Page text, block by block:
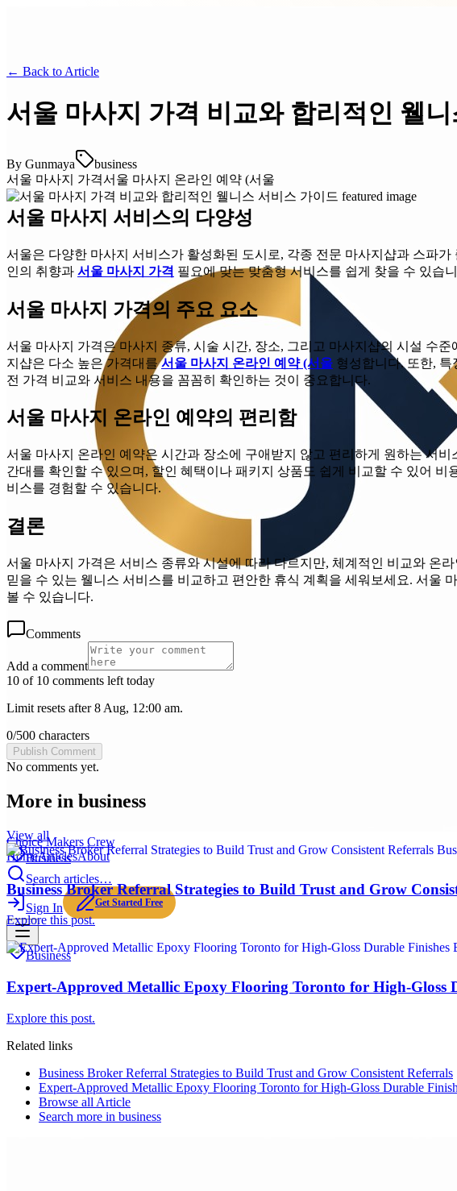
Choice Makers Crew
HomeArticlesAbout
Search articles…
Sign In Get Started Free
← Back to Article
서울 마사지 가격 비교와 합리적인 웰
By Gunmaya
business
서울 마사지 가격서울 마사지 온라인 예약 (서울
서울 마사지 서비스의 다양성
서울은 다양한 마사지 서비스가 활성화된 도시로, 각종 전문 마사지샵과 스파
인의 취향과 서울 마사지 가격 필요에 맞는 맞춤형 서비스를 쉽게 찾을 수 있습
서울 마사지 가격의 주요 요소
서울 마사지 가격은 마사지 종류, 시술 시간, 장소, 그리고 마사지샵의 시설 수
지샵은 다소 높은 가격대를서울 마사지 온라인 예약 (서울 형성합니다. 또한,
전 가격 비교와 서비스 내용을 꼼꼼히 확인하는 것이 중요합니다.
서울 마사지 온라인 예약의 편리함
서울 마사지 온라인 예약은 시간과 장소에 구애받지 않고 편리하게 원하는 서
간대를 확인할 수 있으며, 할인 혜택이나 패키지 상품도 쉽게 비교할 수 있어
비스를 경험할 수 있습니다.
결론
서울 마사지 가격은 서비스 종류와 시설에 따라 다르지만, 체계적인 비교와 온
믿을 수 있는 웰니스 서비스를 비교하고 편안한 휴식 계획을 세워보세요. 서울
볼 수 있습니다.
Comments
Add a comment
10 of 10 comments left today
Limit resets after 8 Aug, 12:00 am.
0/500 characters
Publish Comment
No comments yet.
More in business
View all
Business
Business Broker Referral Strategies to Build Trust and Grow
Explore this post.
Business
Expert-Approved Metallic Epoxy Flooring Toronto for High-Gloss
Explore this post.
Related links
Business Broker Referral Strategies to Build Trust and Grow Consistent Referrals
Expert-Approved Metallic Epoxy Flooring Toronto for High-Gloss Durable
Browse all Article
Search more in business